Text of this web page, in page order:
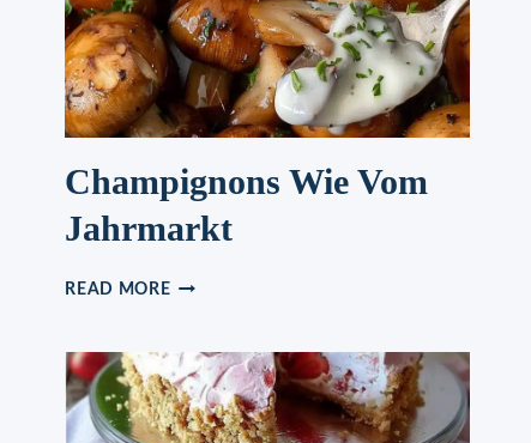
Champignons Wie Vom
Jahrmarkt
READ MORECHAMPIGNONS
JAHRMARKT